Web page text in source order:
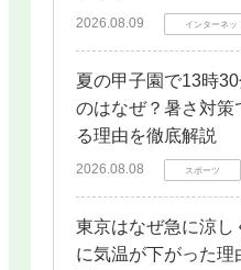
2026.08.09 インターネッ
夏の甲子園で13時
のはなぜ？暑さ対策
る理由を徹底解説
2026.08.08 スポーツ
東京はなぜ急に涼し
に気温が下がった